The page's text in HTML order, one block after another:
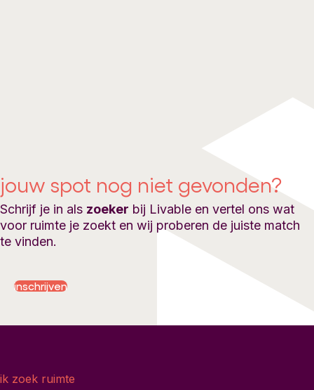
jouw spot nog niet gevonden?
Schrijf je in als zoeker bij Livable en vertel ons wat
voor ruimte je zoekt en wij proberen de juiste match
te vinden.
inschrijven
ik zoek ruimte